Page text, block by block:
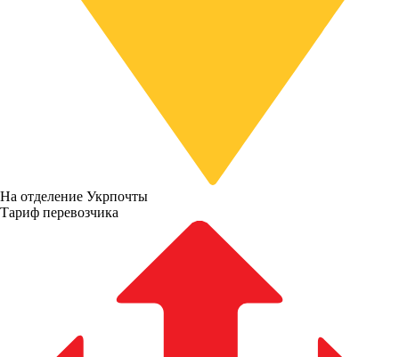
На отделение Укрпочты
Тариф перевозчика